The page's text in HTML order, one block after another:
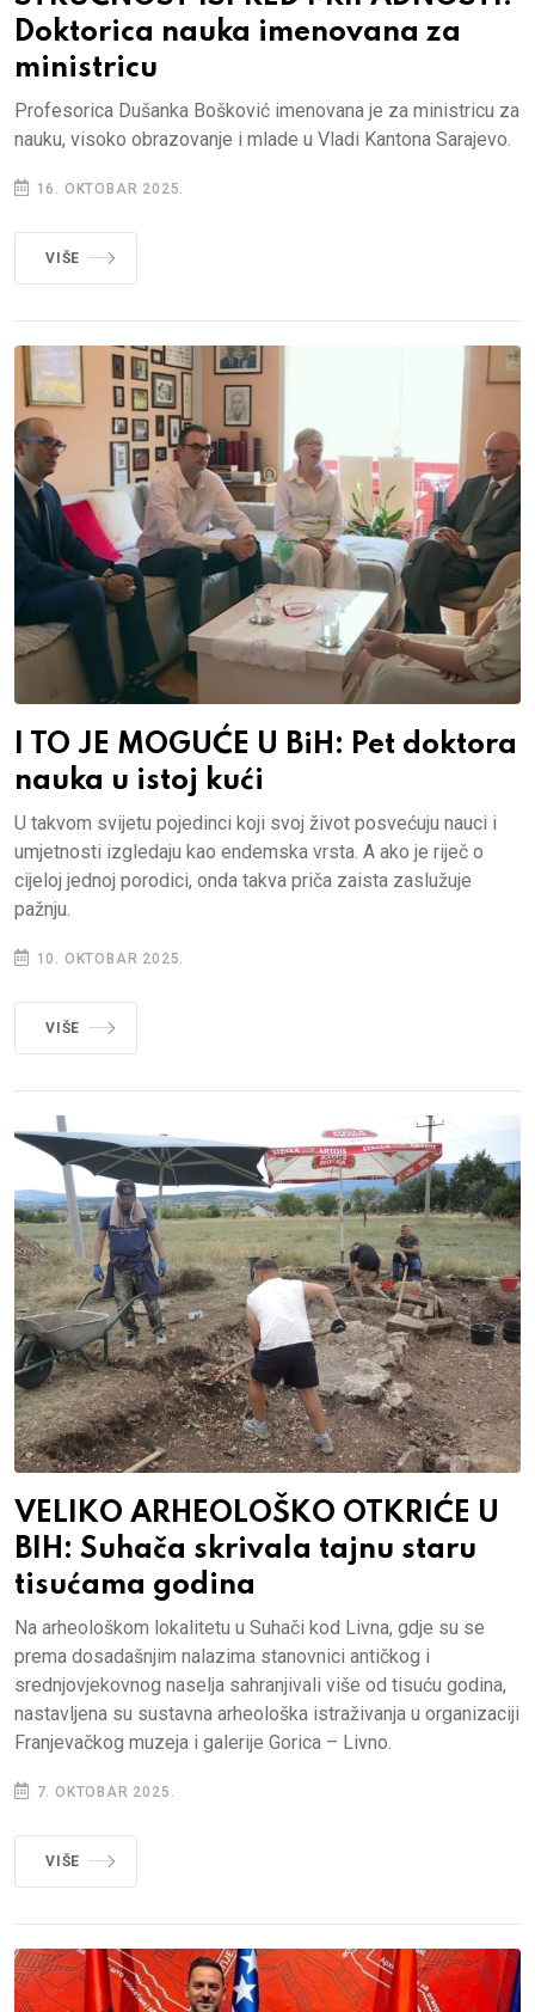
Doktorica nauka imenovana za
ministricu
Profesorica Dušanka Bošković imenovana je za ministricu za
nauku, visoko obrazovanje i mlade u Vladi Kantona Sarajevo.
16. OKTOBAR 2025.
VIŠE
I TO JE MOGUĆE U BiH: Pet doktora
nauka u istoj kući
U takvom svijetu pojedinci koji svoj život posvećuju nauci i
umjetnosti izgledaju kao endemska vrsta. A ako je riječ o
cijeloj jednoj porodici, onda takva priča zaista zaslužuje
pažnju.
10. OKTOBAR 2025.
VIŠE
VELIKO ARHEOLOŠKO OTKRIĆE U
BIH: Suhača skrivala tajnu staru
tisućama godina
Na arheološkom lokalitetu u Suhači kod Livna, gdje su se
prema dosadašnjim nalazima stanovnici antičkog i
srednjovjekovnog naselja sahranjivali više od tisuću godina,
nastavljena su sustavna arheološka istraživanja u organizaciji
Franjevačkog muzeja i galerije Gorica – Livno.
7. OKTOBAR 2025.
VIŠE